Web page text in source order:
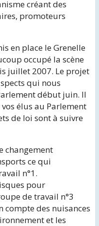
créant des
promoteurs
en place le Grenelle
occupé la scène
juillet 2007. Le projet
qui nous
début juin. Il
élus au Parlement
de loi sont à suivre
changement
ce qui
n°1.
pour
de travail n°3
compte des nuisances
et les